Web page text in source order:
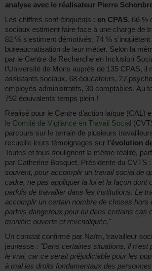
analyse avec le réalisateur Pierre
Les chiffres sont éloquents : en CPAS, 66 %
sociaux estiment faire face à une charge de
82 % s’estiment démotivés, 74 % s’inquiètent
bureaucratisation de leur métier. Selon la
par le Centre de Recherche en Inclusion
l’Université de Mons auprès de 135 CPAS, il
assistants sociaux, 68 éducateurs, 27
employés administratifs, 30 comptables. Au
792 équivalents temps plein !
Réalisé pour le Centre d’action laïque (CAL)
le Comité de Vigilance en Travail Social
parcours sur le terrain de plusieurs
recueille leurs témoignages sur l’évolution
Toutes et tous soulignent la même réalité,
par Catherine Bosquet, Présidente du CVTS
souvent, pour accomplir un travail social de
cadre, ne pas appliquer la loi et la façon dont
parfois de travailler dans les institutions. Le
accomplir un certain nombre de choses hors
parfois dangereux pour lui dans certains cas
manière ouverte et revendiquée."
Un constat confirmé par Naïm, travailleur
jeunesse : "Dans certaines situations, il n’est
le vrai, car ce serait préjudiciable pour les
à mal les droits fondamentaux des personnes